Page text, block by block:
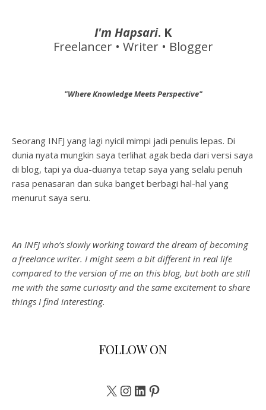
I'm Hapsari. K
Freelancer • Writer • Blogger
"Where Knowledge Meets Perspective"
Seorang INFJ yang lagi nyicil mimpi jadi penulis lepas. Di
dunia nyata mungkin saya terlihat agak beda dari versi saya
di blog, tapi ya dua-duanya tetap saya yang selalu penuh
rasa penasaran dan suka banget berbagi hal-hal yang
menurut saya seru.
An INFJ who’s slowly working toward the dream of becoming
a freelance writer. I might seem a bit different in real life
compared to the version of me on this blog, but both are still
me with the same curiosity and the same excitement to share
things I find interesting.
FOLLOW ON
X Instagram
LinkedInPinterest